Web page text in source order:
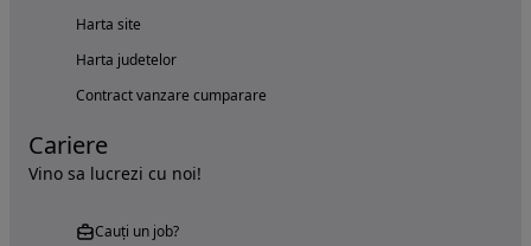
Harta site
Harta judetelor
Contract vanzare cumparare
Cariere
Vino sa lucrezi cu noi!
Cauți un job?